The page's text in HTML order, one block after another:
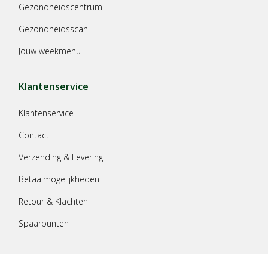
Gezondheidscentrum
Gezondheidsscan
Jouw weekmenu
Klantenservice
Klantenservice
Contact
Verzending & Levering
Betaalmogelijkheden
Retour & Klachten
Spaarpunten